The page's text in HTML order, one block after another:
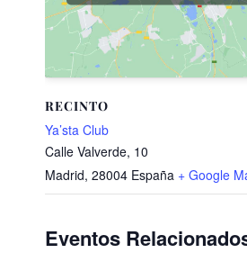
RECINTO
Ya’sta Club
Calle Valverde, 10
Madrid, 28004 España + Google
Eventos